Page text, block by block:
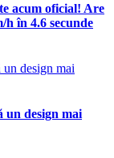
acum oficial! Are
h în 4.6 secunde
un design mai